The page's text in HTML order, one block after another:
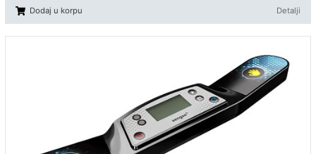
Dodaj u korpu Detalji